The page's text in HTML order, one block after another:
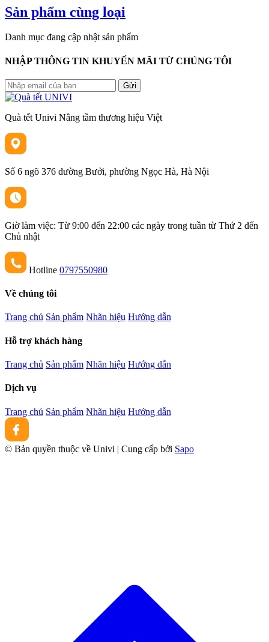
Sản phẩm cùng loại
Danh mục đang cập nhật sản phẩm
NHẬP THÔNG TIN KHUYẾN MÃI TỪ CHÚNG TÔI
Gửi
Quà tết Univi Nâng tầm thương hiệu Việt
Số 6 ngõ 376 đường Bưởi, phường Ngọc Hà, Hà Nội
Giờ làm việc: Từ 9:00 đến 22:00 các ngày trong tuần từ Thứ 2 đến
Chủ nhật
Hotline 0797550980
Về chúng tôi
Trang chủ Sản phẩm Nhãn hiệu Hướng dẫn
Hỗ trợ khách hàng
Trang chủ Sản phẩm Nhãn hiệu Hướng dẫn
Dịch vụ
Trang chủ Sản phẩm Nhãn hiệu Hướng dẫn
© Bản quyền thuộc về Univi | Cung cấp bởi Sapo